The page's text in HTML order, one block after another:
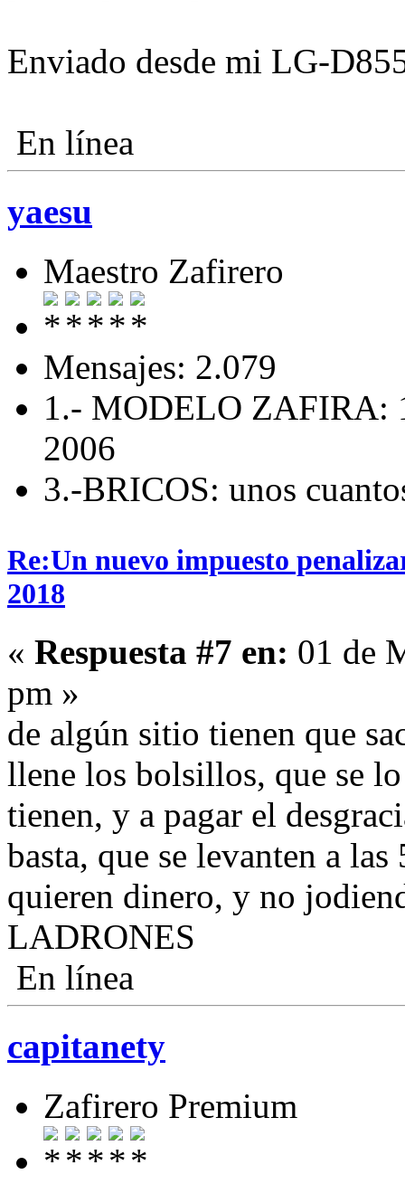
Enviado desde mi LG-
En línea
yaesu
Maestro Zafirero
Mensajes: 2.079
1.- MODELO ZAFIRA:
2006
3.-BRICOS: unos
Re:Un nuevo impuesto
2018
« Respuesta #7 en: 01 de
pm »
de algún sitio tienen que
llene los bolsillos, que se
tienen, y a pagar el
basta, que se levanten a
quieren dinero, y no
LADRONES
En línea
capitanety
Zafirero Premium